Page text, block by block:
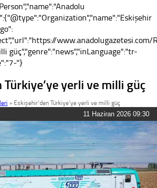
güç","genre":"news","inLanguage":"tr-
"}
Türkiye’ye yerli ve milli güç
» Eskişehir’den Türkiye’ye yerli ve milli güç
11 Haziran 2026 09:30